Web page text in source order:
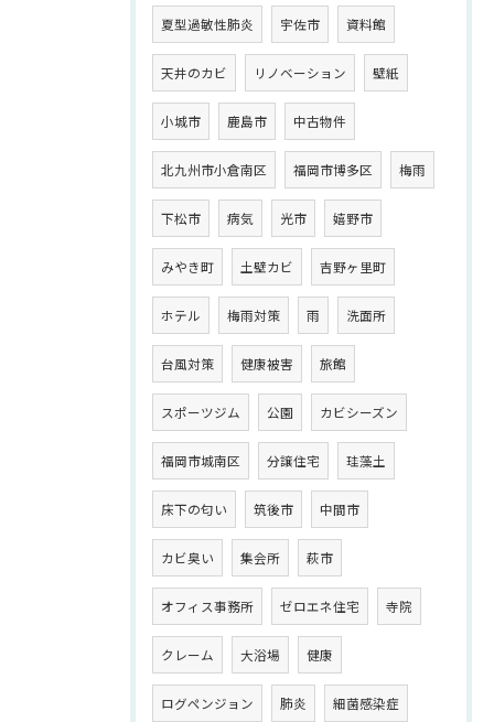
夏型過敏性肺炎 宇佐市 資料館
天井のカビ リノベーション 壁紙
小城市 鹿島市 中古物件
北九州市小倉南区 福岡市博多区 梅雨
下松市 病気 光市 嬉野市
みやき町 土壁カビ 吉野ヶ里町
ホテル 梅雨対策 雨 洗面所
台風対策 健康被害 旅館
スポーツジム 公園 カビシーズン
福岡市城南区 分譲住宅 珪藻土
床下の匂い 筑後市 中間市
カビ臭い 集会所 萩市
オフィス事務所 ゼロエネ住宅 寺院
クレーム 大浴場 健康
ログペンジョン 肺炎 細菌感染症